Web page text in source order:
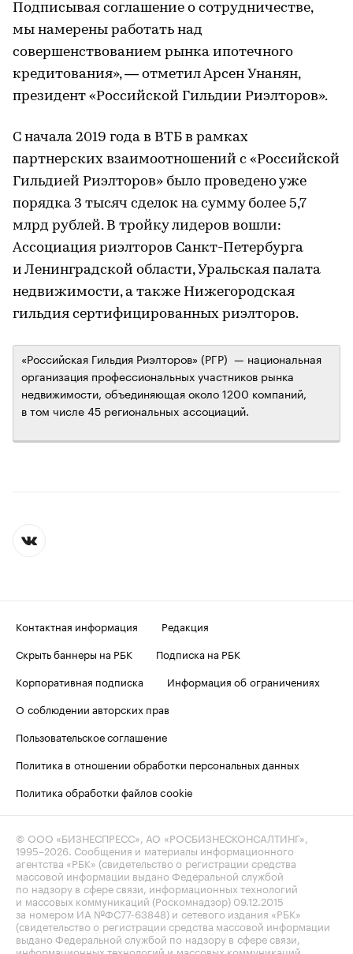
Подписывая соглашение о сотрудничестве,
мы намерены работать над
совершенствованием рынка ипотечного
кредитования», — отметил Арсен Унанян,
президент «Российской Гильдии Риэлторов».
С начала 2019 года в ВТБ в рамках
партнерских взаимоотношений с «Российской
Гильдией Риэлторов» было проведено уже
порядка 3 тысяч сделок на сумму более 5,7
млрд рублей. В тройку лидеров вошли:
Ассоциация риэлторов Санкт-Петербурга
и Ленинградской области, Уральская палата
недвижимости, а также Нижегородская
гильдия сертифицированных риэлторов.
«Российская Гильдия Риэлторов» (РГР) — национальная
организация профессиональных участников рынка
недвижимости, объединяющая около 1200 компаний,
в том числе 45 региональныx ассоциаций.
Контактная информация
Редакция
Скрыть баннеры на РБК
Подписка на РБК
Корпоративная подписка
Информация об ограничениях
О соблюдении авторских прав
Пользовательское соглашение
Политика в отношении обработки персональных данных
Политика обработки файлов cookie
© ООО «БИЗНЕСПРЕСС», АО «РОСБИЗНЕСКОНСАЛТИНГ»,
1995–2026. Сообщения и материалы информационного
агентства «РБК» (свидетельство о регистрации средства
массовой информации выдано Федеральной службой
по надзору в сфере связи, информационных технологий
и массовых коммуникаций (Роскомнадзор) 09.12.2015
за номером ИА №ФС77-63848) и сетевого издания «РБК»
(свидетельство о регистрации средства массовой информации
выдано Федеральной службой по надзору в сфере связи,
информационных технологий и массовых коммуникаций